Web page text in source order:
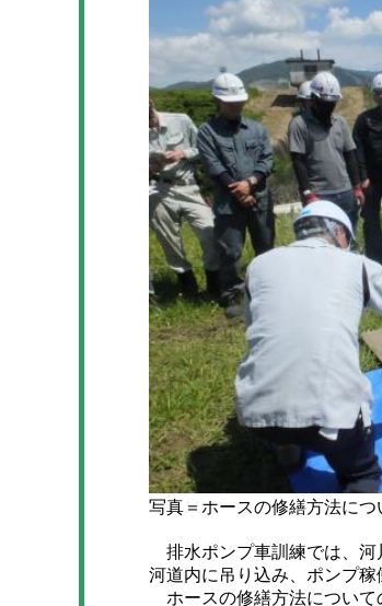
写真＝ホースの修繕方法につ
排水ポンプ車訓練では、河
河道内に吊り込み、ポンプ稼
ホースの修繕方法について